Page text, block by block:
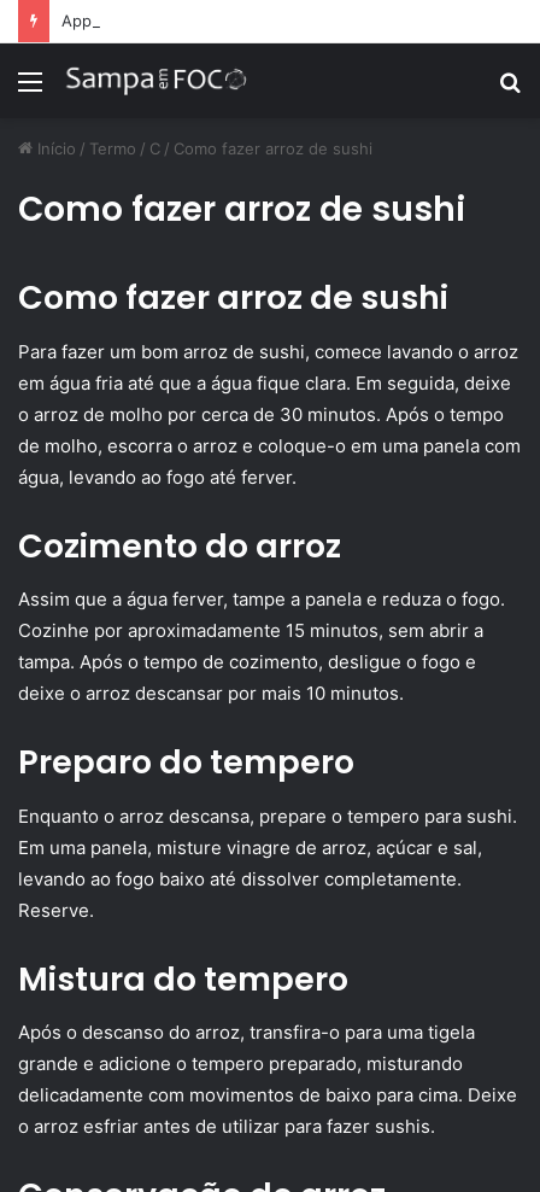
Menu
Início / Termo / C / Como fazer arroz de sushi
Como fazer arroz de sushi
Como fazer arroz de sushi
Para fazer um bom arroz de sushi, comece lavando o arroz
em água fria até que a água fique clara. Em seguida, deixe
o arroz de molho por cerca de 30 minutos. Após o tempo
de molho, escorra o arroz e coloque-o em uma panela com
água, levando ao fogo até ferver.
Cozimento do arroz
Assim que a água ferver, tampe a panela e reduza o fogo.
Cozinhe por aproximadamente 15 minutos, sem abrir a
tampa. Após o tempo de cozimento, desligue o fogo e
deixe o arroz descansar por mais 10 minutos.
Preparo do tempero
Enquanto o arroz descansa, prepare o tempero para sushi.
Em uma panela, misture vinagre de arroz, açúcar e sal,
levando ao fogo baixo até dissolver completamente.
Reserve.
Mistura do tempero
Após o descanso do arroz, transfira-o para uma tigela
grande e adicione o tempero preparado, misturando
delicadamente com movimentos de baixo para cima. Deixe
o arroz esfriar antes de utilizar para fazer sushis.